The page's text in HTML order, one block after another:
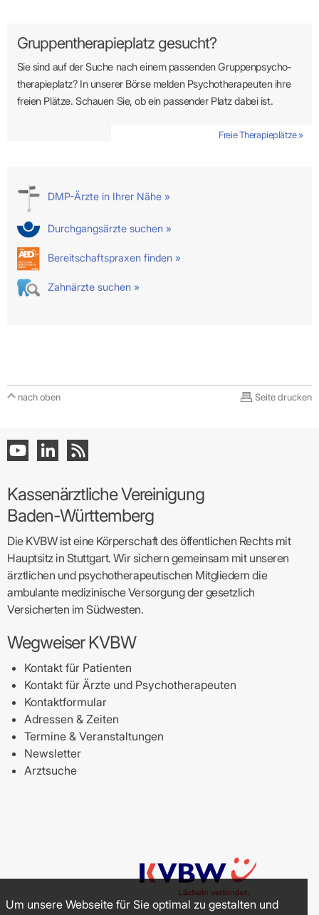
Gruppentherapieplatz gesucht?
Sie sind auf der Suche nach einem passenden Gruppen­psycho­
therapie­platz? In unserer Börse melden Psycho­­thera­­peuten ihre
freien Plätze. Schauen Sie, ob ein passender Platz dabei ist.
Freie Therapieplätze »
DMP-Ärzte in Ihrer Nähe »
Durchgangsärzte suchen »
Bereitschaftspraxen finden »
Zahnärzte suchen »
nach oben Seite drucken
Kassenärztliche Vereinigung
Baden-Württemberg
Die KVBW ist eine Körperschaft des öffentlichen Rechts mit
Hauptsitz in Stuttgart. Wir sichern gemeinsam mit unseren
ärztlichen und psychotherapeutischen Mitgliedern die
ambulante medizinische Versorgung der gesetzlich
Versicherten im Südwesten.
Wegweiser KVBW
Kontakt für Patienten
Kontakt für Ärzte und Psychotherapeuten
Kontaktformular
Adressen & Zeiten
Termine & Veranstaltungen
Newsletter
Arztsuche
Um unsere Webseite für Sie optimal zu gestalten und